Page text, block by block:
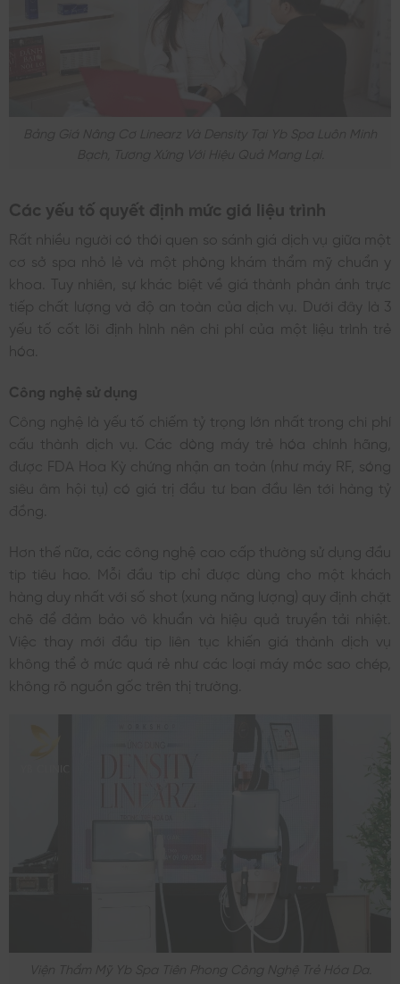
Bảng Giá Nâng Cơ Linearz Và Density Tại Yb Spa Luôn Minh
Bạch, Tương Xứng Với Hiệu Quả Mang Lại.
Các yếu tố quyết định mức giá liệu trình
Rất nhiều người có thói quen so sánh giá dịch vụ giữa một
cơ sở spa nhỏ lẻ và một phòng khám thẩm mỹ chuẩn y
khoa. Tuy nhiên, sự khác biệt về giá thành phản ánh trực
tiếp chất lượng và độ an toàn của dịch vụ. Dưới đây là 3
yếu tố cốt lõi định hình nên chi phí của một liệu trình trẻ
hóa.
Công nghệ sử dụng
Công nghệ là yếu tố chiếm tỷ trọng lớn nhất trong chi phí
cấu thành dịch vụ. Các dòng máy trẻ hóa chính hãng,
được FDA Hoa Kỳ chứng nhận an toàn (như máy RF, sóng
siêu âm hội tụ) có giá trị đầu tư ban đầu lên tới hàng tỷ
đồng.
Hơn thế nữa, các công nghệ cao cấp thường sử dụng đầu
tip tiêu hao. Mỗi đầu tip chỉ được dùng cho một khách
hàng duy nhất với số shot (xung năng lượng) quy định chặt
chẽ để đảm bảo vô khuẩn và hiệu quả truyền tải nhiệt.
Việc thay mới đầu tip liên tục khiến giá thành dịch vụ
không thể ở mức quá rẻ như các loại máy móc sao chép,
không rõ nguồn gốc trên thị trường.
Viện Thẩm Mỹ Yb Spa Tiên Phong Công Nghệ Trẻ Hóa Da.